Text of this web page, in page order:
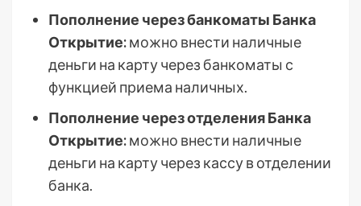
Пополнение через банкоматы Банка
Открытие:можно внести наличные
деньги на карту через банкоматы с
функцией приема наличных.
Пополнение через отделения Банка
Открытие:можно внести наличные
деньги на карту через кассу в отделении
банка.